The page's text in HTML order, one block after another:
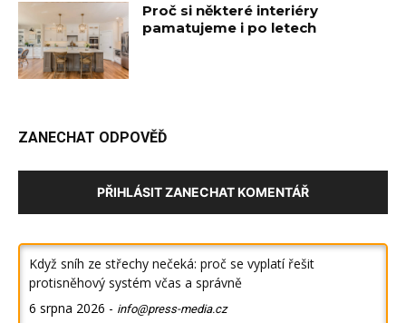
Proč si některé interiéry
pamatujeme i po letech
ZANECHAT ODPOVĚĎ
PŘIHLÁSIT ZANECHAT KOMENTÁŘ
Když sníh ze střechy nečeká: proč se vyplatí řešit
protisněhový systém včas a správně
6 srpna 2026 - info@press-media.cz